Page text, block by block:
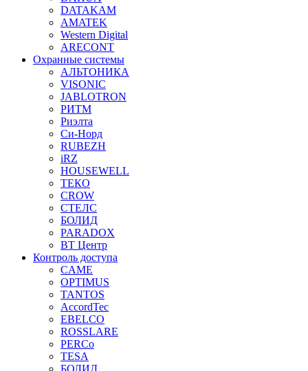
DATAKAM
AMATEK
Western Digital
ARECONT
Охранные системы
АЛЬТОНИКА
VISONIC
JABLOTRON
РИТМ
Риэлта
Си-Норд
RUBEZH
iRZ
HOUSEWELL
ТЕКО
CROW
СТЕЛС
БОЛИД
PARADOX
ВТ Центр
Контроль доступа
CAME
OPTIMUS
TANTOS
AccordTec
EBELCO
ROSSLARE
PERCo
TESA
БОЛИД